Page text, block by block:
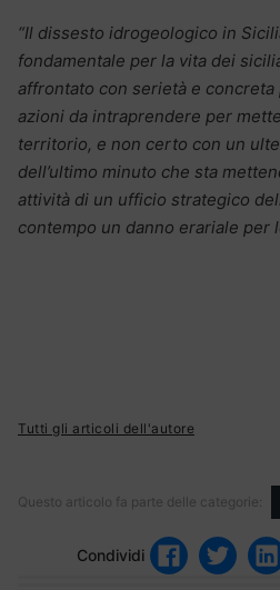
“Il dissesto idrogeologico in
fondamentale per la vita dei
affrontato con serietà e
azioni da intraprendere per
territorio, e non certo con un
dell’ultimo minuto che sta
attività di un ufficio strategico
contempo un danno erariale per
Tutti gli articoli dell'autore
Questo articolo fa parte delle categorie:
Condividi